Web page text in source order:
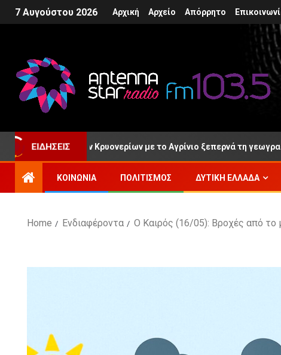
7 Αυγούστου 2026 Αρχική Αρχείο Απόρρητο
ΕΙΔΉΣΕΙΣ
των Κρυονερίων με το Αγρίνιο ξεπερνά τη γεωγραφική
ΚΟΙΝΩΝΊΑ ΠΟΛΙΤΙΣΜΌΣ ΔΥΤΙΚΉ ΕΛΛΆΔΑ
Home Ενδιαφέροντα Ο Καιρός (16/05): Βροχές από το